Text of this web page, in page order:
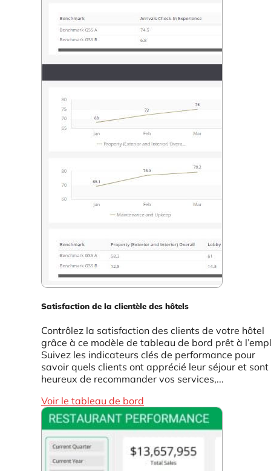
Satisfaction de la clientèle des hôtels
Contrôlez la satisfaction des clients de votre hôtel
grâce à ce modèle de tableau de bord prêt à
Suivez les indicateurs clés de performance pour
savoir quels clients ont apprécié leur séjour et sont
heureux de recommander vos services,...
Voir le tableau de bord